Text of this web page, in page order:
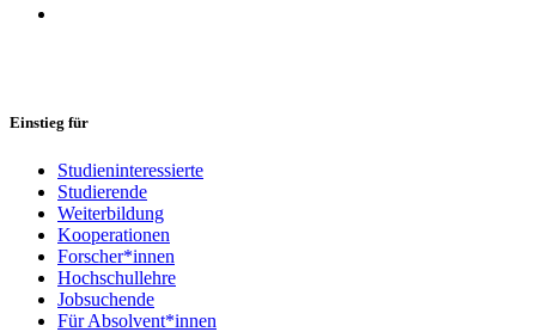
Einstieg für
Studieninteressierte
Studierende
Weiterbildung
Kooperationen
Forscher*innen
Hochschullehre
Jobsuchende
Für Absolvent*innen